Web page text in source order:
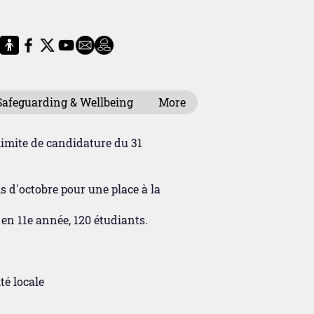
& Wellbeing More
de candidature du 31
d'octobre pour une place à la
11e année, 120 étudiants.
locale